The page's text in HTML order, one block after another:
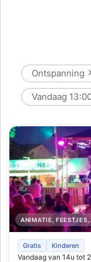
Ontspanning
Vandaag
ANIMATIE,
Live Muziek aan
Gratis Kinderen
Vandaag van 14u tot